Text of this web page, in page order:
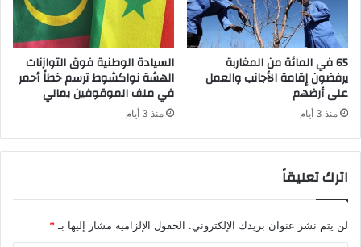
65 في المائة من المغاربة
يرفضون إقامة الأجانب والعمل
على أرضهم
منذ 3 أيام
السيادة الوطنية فوق التوازنات
الهشة نواكشوط ترسم خطاً أحمر
في ملف الموقوفين بمالي
منذ 3 أيام
اترك تعليقاً
لن يتم نشر عنوان بريدك الإلكتروني. الحقول الإلزامية مشار إليها بـ *